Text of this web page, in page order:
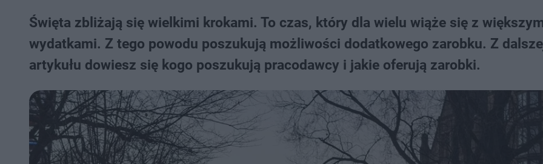
Święta zbliżają się wielkimi krokami. To czas, który dla wielu wiąże się z
wydatkami. Z tego powodu poszukują możliwości dodatkowego zarobku. Z
artykułu dowiesz się kogo poszukują pracodawcy i jakie oferują zarobki.